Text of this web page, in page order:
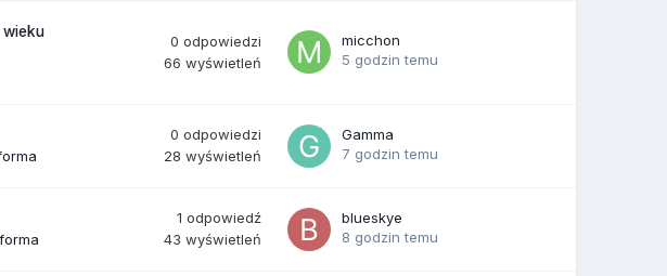
wieku
0 odpowiedzi
66 wyświetleń
micchon
5 godzin temu
0 odpowiedzi
28 wyświetleń
Gamma
7 godzin temu
1 odpowiedź
43 wyświetleń
blueskye
8 godzin temu